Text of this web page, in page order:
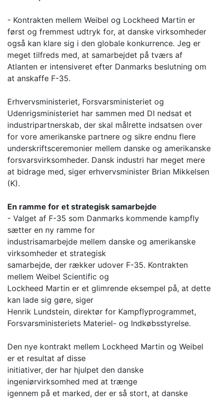
- Kontrakten mellem Weibel og Lockheed Martin er
først og fremmest udtryk for, at danske virksomheder
også kan klare sig i den globale konkurrence. Jeg er
meget tilfreds med, at samarbejdet på tværs af
Atlanten er intensiveret efter Danmarks beslutning om
at anskaffe F-35.
Erhvervsministeriet, Forsvarsministeriet og
Udenrigsministeriet har sammen med DI nedsat et
industripartnerskab, der skal målrette indsatsen over
for vore amerikanske partnere og sikre endnu flere
underskriftsceremonier mellem danske og amerikanske
forsvarsvirksomheder. Dansk industri har meget mere
at bidrage med, siger erhvervsminister Brian Mikkelsen
(K).
En ramme for et strategisk samarbejde
- Valget af F-35 som Danmarks kommende kampfly
sætter en ny ramme for
industrisamarbejde mellem danske og amerikanske
virksomheder et strategisk
samarbejde, der rækker udover F-35. Kontrakten
mellem Weibel Scientific og
Lockheed Martin er et glimrende eksempel på, at dette
kan lade sig gøre, siger
Henrik Lundstein, direktør for Kampflyprogrammet,
Forsvarsministeriets Materiel- og Indkøbsstyrelse.
Den nye kontrakt mellem Lockheed Martin og Weibel
er et resultat af disse
initiativer, der har hjulpet den danske
ingeniørvirksomhed med at trænge
igennem på et marked, der er så stort, at danske